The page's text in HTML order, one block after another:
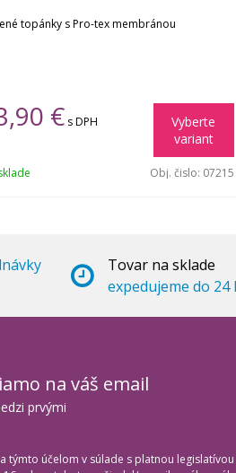
topánky s Pro-tex membránou
€ s DPH
Vyberte
variant
Obj. čislo: 07215
Tovar na sklade
expedujeme do 24
na váš email
prvými
týmto účelom v súlade s platnou legislatívou